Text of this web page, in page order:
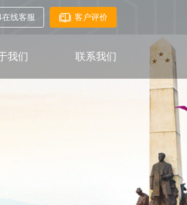
线客服 客户评价
我们 联系我们